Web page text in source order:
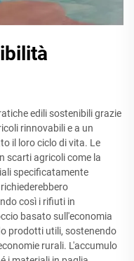
edili sostenibili grazie
rinnovabili e a un
il loro ciclo di vita. Le
scarti agricoli come la
specificatamente
così i rifiuti in
basato sull'economia
prodotti utili, sostenendo
rurali. L'accumulo